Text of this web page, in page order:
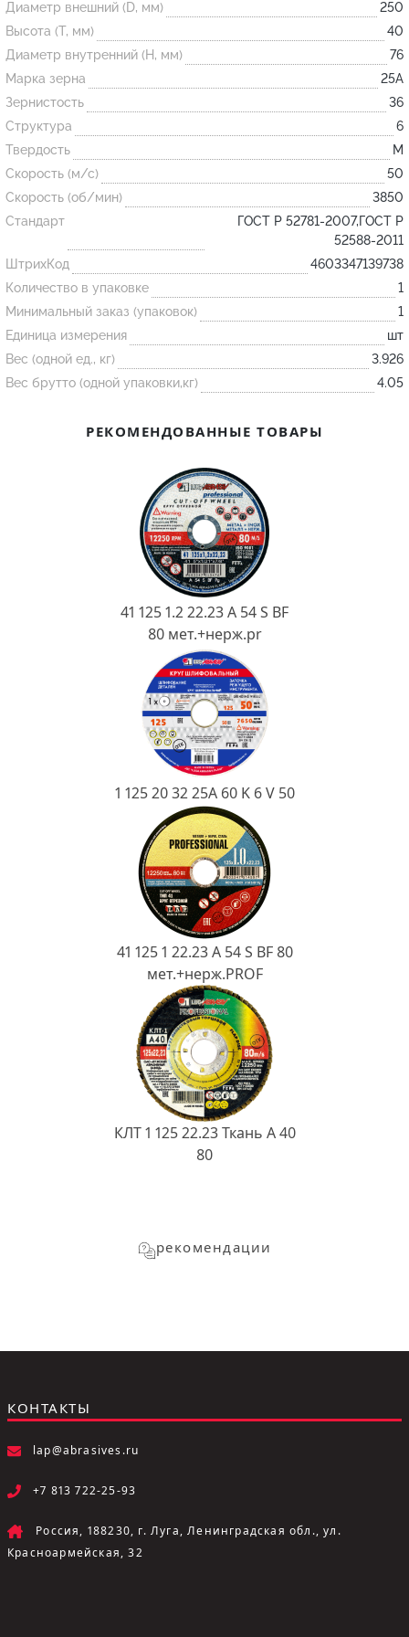
Огнеупорные
изделия
Скачать каталог
Тигель
Муфель
Черпак
Шербер
Трубка
Стержень
Пробка
Подставка
Лодочка
Контакт
Огнеупорная SiC смесь
Диаметр внешний (D, мм)
250
Высота (T, мм)
40
Диаметр внутренний (H, мм)
76
Марка зерна
25А
Зернистость
36
Структура
6
Твердость
M
Скорость (м/с)
50
Скорость (об/мин)
3850
Стандарт
ГОСТ Р 52781-2007,ГОСТ Р
52588-2011
ШтрихКод
4603347139738
Количество в упаковке
1
Минимальный заказ (упаковок)
1
Единица измерения
шт
Вес (одной ед., кг)
3.926
Вес брутто (одной упаковки,кг)
4.05
РЕКОМЕНДОВАННЫЕ ТОВАРЫ
41 125 1.2 22.23 A 54 S BF
80 мет.+нерж.pr
1 125 20 32 25А 60 K 6 V 50
41 125 1 22.23 A 54 S BF 80
мет.+нерж.PROF
КЛТ 1 125 22.23 Ткань A 40
80
рекомендации
КОНТАКТЫ
lap@abrasives.ru
+7 813 722-25-93
Россия, 188230, г. Луга, Ленинградская обл., ул.
Красноармейская, 32